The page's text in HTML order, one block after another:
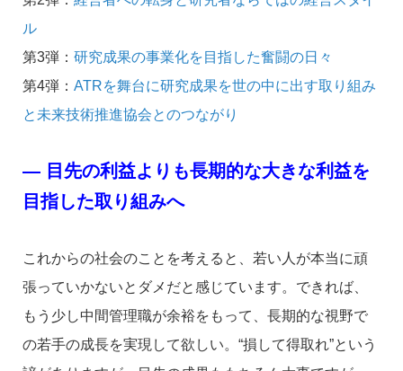
ル
第3弾： 研究成果の事業化を目指した奮闘の日々
第4弾： ATRを舞台に研究成果を世の中に出す取り組み
と未来技術推進協会とのつながり
― 目先の利益よりも長期的な大きな利益を
目指した取り組みへ
これからの社会のことを考えると、若い人が本当に頑
張っていかないとダメだと感じています。できれば、
もう少し中間管理職が余裕をもって、長期的な視野で
の若手の成長を実現して欲しい。“損して得取れ”という